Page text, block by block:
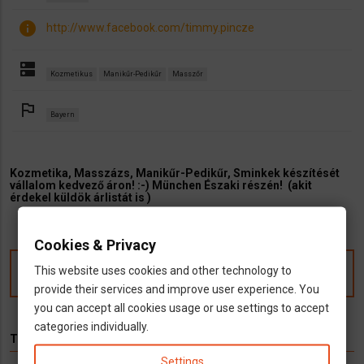
info http://www.facebook.com/timmy.pincze
dns Kozmetikus Manikűr-Pedikűr Masszőr
outlined_flag Bayern
Kozmetika, Masszázs, Manikűr-Pedikűr, Sminkek készítését
vállalom kedvező áron! :-) München Északi részén! (akit
érdekel küldök árlistát is )
Kommentek
TÉMÁK
Cookies & Privacy
This website uses cookies and other technology to
provide their services and improve user experience. You
you can accept all cookies usage or use settings to accept
categories individually.
Settings